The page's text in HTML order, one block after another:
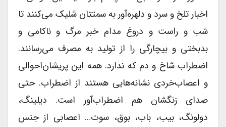
اخبار تلخ و سرد و دلهره‌آور به سمتتان شلیک می‌کنند تا
شب و راست و دروغ مدام خبر مرگ و ناکامی و
بدبختی و بیچارگی را از تولید به مصرف می‌رسانند.
اضطراب شاخ و دم که ندارد. همه این پریشان‌احوالی
و اعصاب‌خردی نشانه‌هایی هستند از اضطراب. حتی
صدای زنگشان هم اضطراب‌آور است. دیلینگ،
دولونگ، بیب، باب، بوق، سوت… اعصابی از جنس